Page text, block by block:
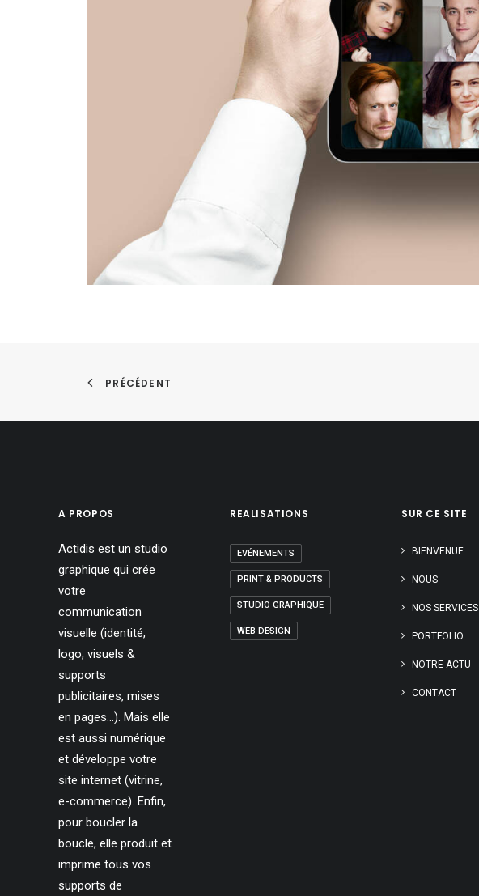
PRÉCÉDENT
A PROPOS
Actidis est un studio
graphique qui crée
votre
communication
visuelle (identité,
logo, visuels &
supports
publicitaires, mises
en pages…). Mais elle
est aussi numérique
et développe votre
site internet (vitrine,
e-commerce). Enfin,
pour boucler la
boucle, elle produit et
imprime tous vos
supports de
REALISATIONS
EVÉNEMENTS
PRINT & PRODUCTS
STUDIO GRAPHIQUE
WEB DESIGN
SUR CE SITE
BIENVENUE
NOUS
NOS SERVICES
PORTFOLIO
NOTRE ACTU
CONTACT